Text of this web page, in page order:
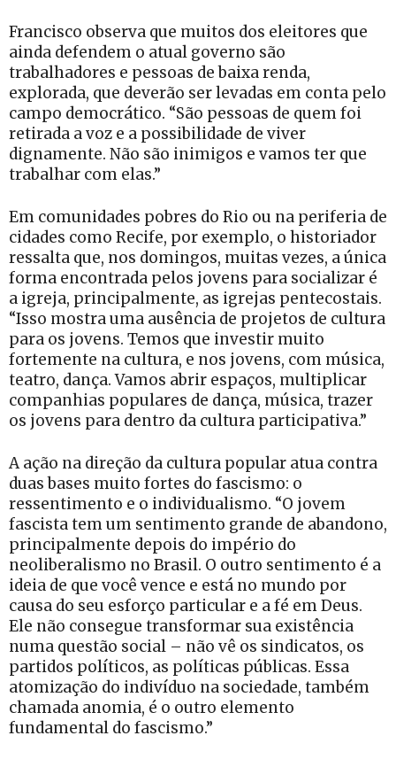
Francisco observa que muitos dos eleitores que
ainda defendem o atual governo são
trabalhadores e pessoas de baixa renda,
explorada, que deverão ser levadas em conta pelo
campo democrático. “São pessoas de quem foi
retirada a voz e a possibilidade de viver
dignamente. Não são inimigos e vamos ter que
trabalhar com elas.”
Em comunidades pobres do Rio ou na periferia de
cidades como Recife, por exemplo, o historiador
ressalta que, nos domingos, muitas vezes, a única
forma encontrada pelos jovens para socializar é
a igreja, principalmente, as igrejas pentecostais.
“Isso mostra uma ausência de projetos de cultura
para os jovens. Temos que investir muito
fortemente na cultura, e nos jovens, com música,
teatro, dança. Vamos abrir espaços, multiplicar
companhias populares de dança, música, trazer
os jovens para dentro da cultura participativa.”
A ação na direção da cultura popular atua contra
duas bases muito fortes do fascismo: o
ressentimento e o individualismo. “O jovem
fascista tem um sentimento grande de abandono,
principalmente depois do império do
neoliberalismo no Brasil. O outro sentimento é a
ideia de que você vence e está no mundo por
causa do seu esforço particular e a fé em Deus.
Ele não consegue transformar sua existência
numa questão social – não vê os sindicatos, os
partidos políticos, as políticas públicas. Essa
atomização do indivíduo na sociedade, também
chamada anomia, é o outro elemento
fundamental do fascismo.”